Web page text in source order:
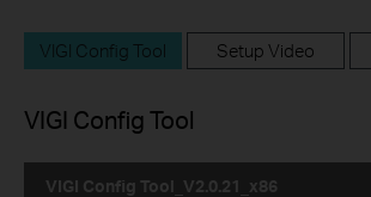
VIGI Config Tool Setup Video
VIGI Config Tool
VIGI Config Tool_V2.0.21_x86